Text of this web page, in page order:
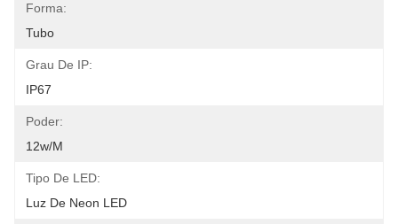
Forma:
Tubo
Grau De IP:
IP67
Poder:
12w/m
Tipo De LED:
Luz De Neon LED